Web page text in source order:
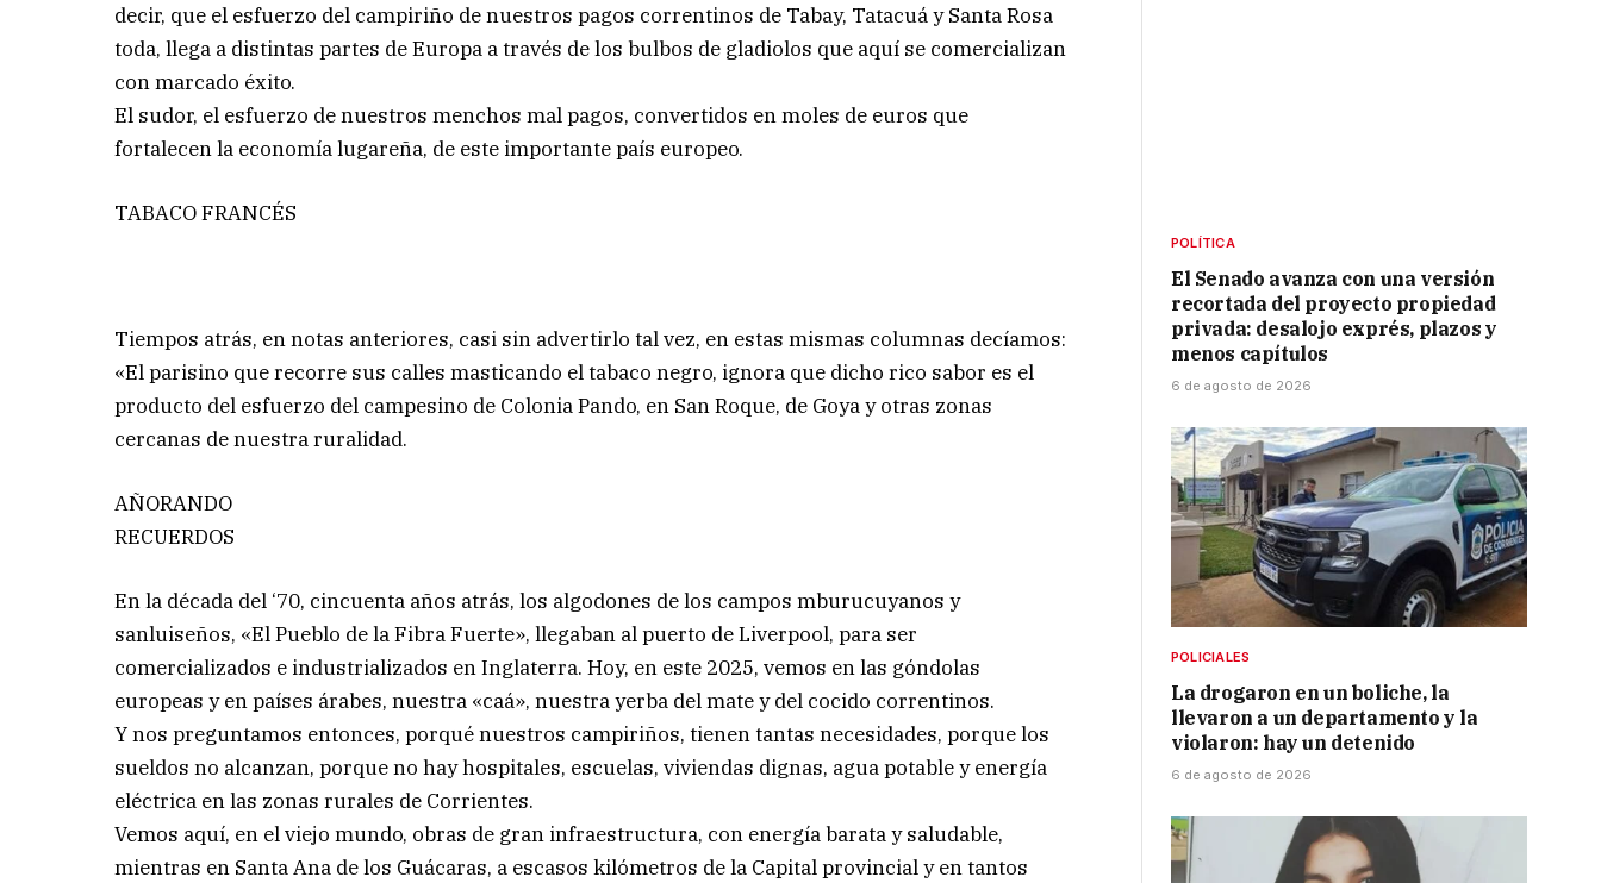
decir, que el esfuerzo del campiriño de nuestros pagos correntinos de Tabay, Tatacuá y Santa Rosa
toda, llega a distintas partes de Europa a través de los bulbos de gladiolos que aquí se comercializan
con marcado éxito.
El sudor, el esfuerzo de nuestros menchos mal pagos, convertidos en moles de euros que
fortalecen la economía lugareña, de este importante país europeo.
TABACO FRANCÉS
Tiempos atrás, en notas anteriores, casi sin advertirlo tal vez, en estas mismas columnas decíamos:
«El parisino que recorre sus calles masticando el tabaco negro, ignora que dicho rico sabor es el
producto del esfuerzo del campesino de Colonia Pando, en San Roque, de Goya y otras zonas
cercanas de nuestra ruralidad.
AÑORANDO
RECUERDOS
En la década del ‘70, cincuenta años atrás, los algodones de los campos mburucuyanos y
sanluiseños, «El Pueblo de la Fibra Fuerte», llegaban al puerto de Liverpool, para ser
comercializados e industrializados en Inglaterra. Hoy, en este 2025, vemos en las góndolas
europeas y en países árabes, nuestra «caá», nuestra yerba del mate y del cocido correntinos.
Y nos preguntamos entonces, porqué nuestros campiriños, tienen tantas necesidades, porque los
sueldos no alcanzan, porque no hay hospitales, escuelas, viviendas dignas, agua potable y energía
eléctrica en las zonas rurales de Corrientes.
Vemos aquí, en el viejo mundo, obras de gran infraestructura, con energía barata y saludable,
mientras en Santa Ana de los Guácaras, a escasos kilómetros de la Capital provincial y en tantos
POLÍTICA
El Senado avanza con una versión
recortada del proyecto propiedad
privada: desalojo exprés, plazos y
menos capítulos
6 de agosto de 2026
POLICIALES
La drogaron en un boliche, la
llevaron a un departamento y la
violaron: hay un detenido
6 de agosto de 2026